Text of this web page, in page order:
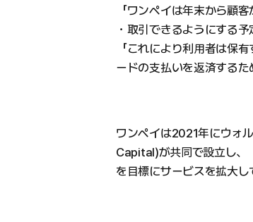
「ワンペイは年末から顧
・取引できるようにする予
「これにより利用者は保
ードの支払いを返済するた
ワンペイは2021年にウォ
Capital)が共同で設立し、
を目標にサービスを拡大し